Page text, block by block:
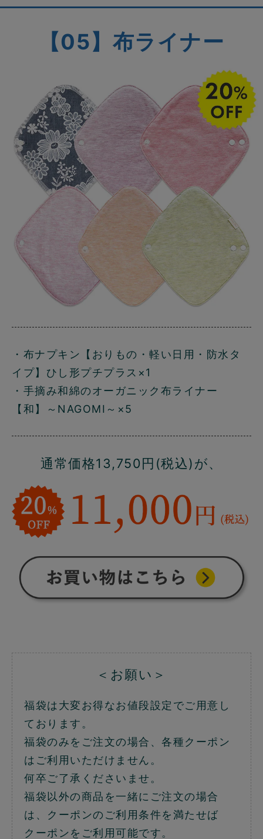
【05】布ライナー
・布ナプキン【おりもの・軽い日用・防水タ
イプ】ひし形プチプラス×1
・手摘み和綿のオーガニック布ライナー
【和】～NAGOMI～×5
通常価格13,750円(税込)が、
＜お願い＞
福袋は大変お得なお値段設定でご用意し
ております。
福袋のみをご注文の場合、各種クーポン
はご利用いただけません。
何卒ご了承くださいませ。
福袋以外の商品を一緒にご注文の場合
は、クーポンのご利用条件を満たせば
クーポンをご利用可能です。